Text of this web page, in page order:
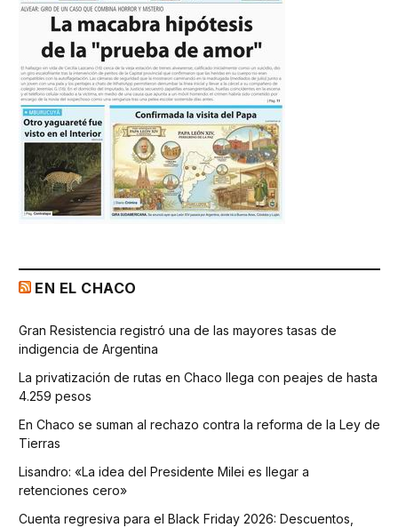
EN EL CHACO
Gran Resistencia registró una de las mayores tasas de
indigencia de Argentina
La privatización de rutas en Chaco llega con peajes de hasta
4.259 pesos
En Chaco se suman al rechazo contra la reforma de la Ley de
Tierras
Lisandro: «La idea del Presidente Milei es llegar a
retenciones cero»
Cuenta regresiva para el Black Friday 2026: Descuentos,